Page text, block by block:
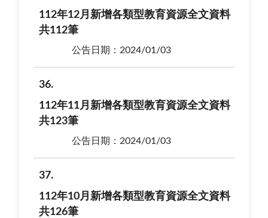
112年12月新增各類型教育資源全文資料
共112筆
公告日期：2024/01/03
36
112年11月新增各類型教育資源全文資料
共123筆
公告日期：2024/01/03
37
112年10月新增各類型教育資源全文資料
共126筆